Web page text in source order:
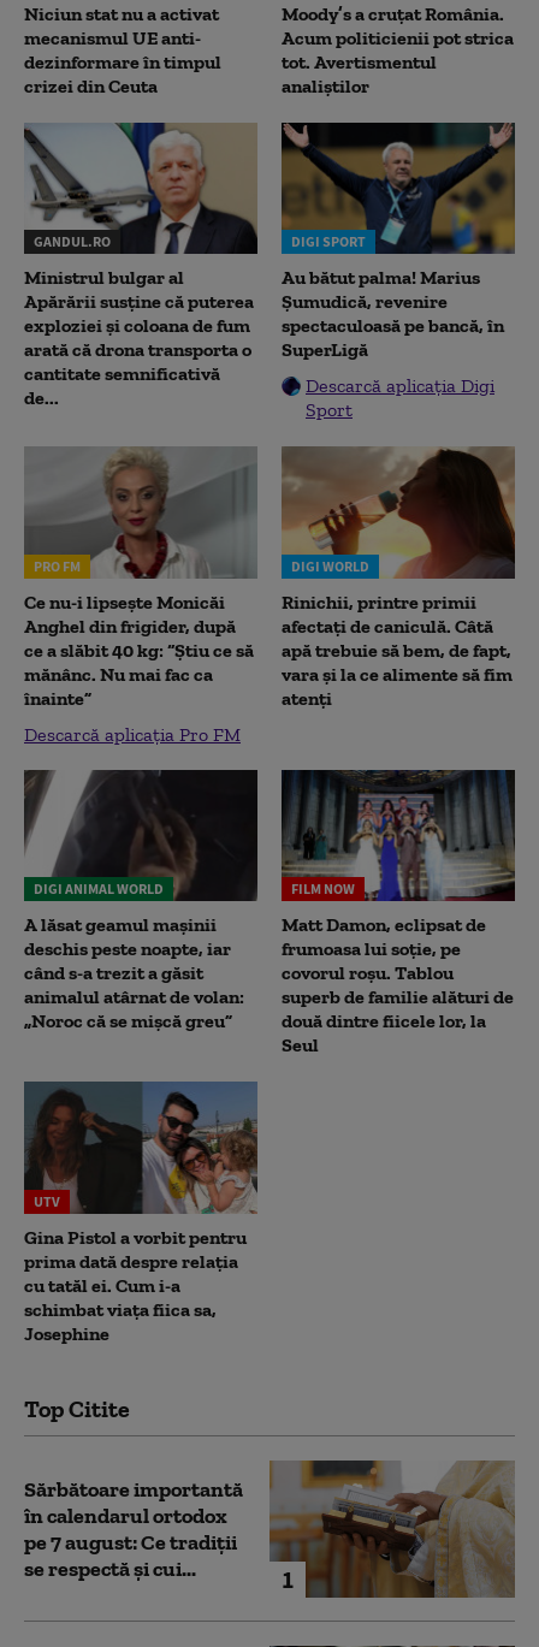
Niciun stat nu a activat
mecanismul UE anti-
dezinformare în timpul
crizei din Ceuta
Moody’s a cruțat România.
Acum politicienii pot strica
tot. Avertismentul
analiștilor
GANDUL.RO
Ministrul bulgar al
Apărării susține că puterea
exploziei și coloana de fum
arată că drona transporta o
cantitate semnificativă
de...
DIGI SPORT
Au bătut palma! Marius
Șumudică, revenire
spectaculoasă pe bancă, în
SuperLigă
Descarcă aplicația Digi
Sport
PRO FM
Ce nu-i lipsește Monicăi
Anghel din frigider, după
ce a slăbit 40 kg: “Știu ce să
mănânc. Nu mai fac ca
înainte”
Descarcă aplicația Pro FM
DIGI WORLD
Rinichii, printre primii
afectați de caniculă. Câtă
apă trebuie să bem, de fapt,
vara și la ce alimente să fim
atenți
DIGI ANIMAL WORLD
A lăsat geamul mașinii
deschis peste noapte, iar
când s-a trezit a găsit
animalul atârnat de volan:
„Noroc că se mișcă greu”
FILM NOW
Matt Damon, eclipsat de
frumoasa lui soție, pe
covorul roșu. Tablou
superb de familie alături de
două dintre fiicele lor, la
Seul
UTV
Gina Pistol a vorbit pentru
prima dată despre relația
cu tatăl ei. Cum i-a
schimbat viața fiica sa,
Josephine
Top Citite
1
Sărbătoare importantă
în calendarul ortodox
pe 7 august: Ce tradiții
se respectă și cui...